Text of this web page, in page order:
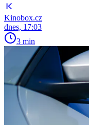
Kinobox.cz
dnes, 17:03
3 min